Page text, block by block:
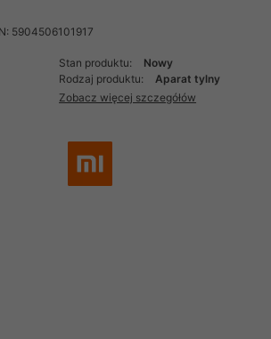
5904506101917
Stan produktu:
Nowy
Rodzaj produktu:
Aparat tylny
Zobacz więcej szczegółów